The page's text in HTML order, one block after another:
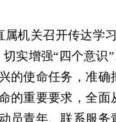
属机关召开传达学
实增强“四个意识
的使命任务，准
的重要要求，全
员青年、联系服